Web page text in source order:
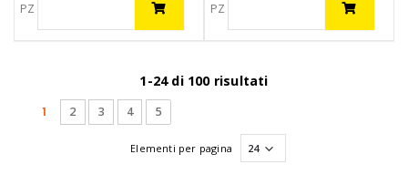
PZ PZ
1-24 di 100 risultati
1 (current)
2 3 4 5
Elementi per pagina